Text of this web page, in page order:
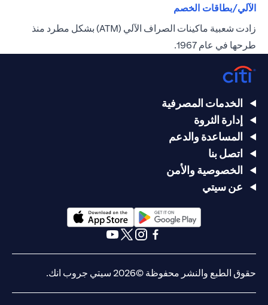
الآلي/بطاقات الخصم
زادت شعبية ماكينات الصراف الآلي (ATM) بشكل مطرد منذ
طرحها في عام 1967.
الخدمات المصرفية
إدارة الثروة
المساعدة والدعم
اتصل بنا
الخصوصية والأمن
عن سيتي
(opens in a new tab)
حقوق الطبع والنشر محفوظة ©2026 سيتي جروب انك.